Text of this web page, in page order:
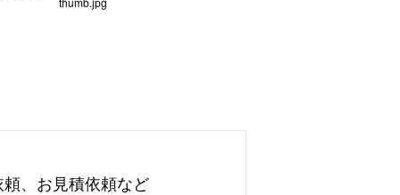
、お見積依頼など